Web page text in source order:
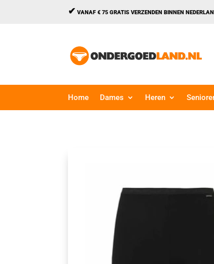
✔ VANAF € 75 GRATIS VERZENDEN BINNEN
Home Dames Heren